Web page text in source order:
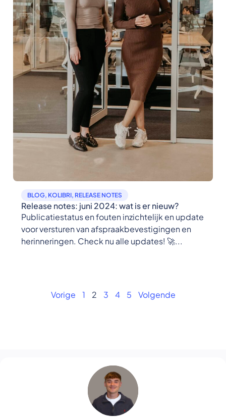
BLOG, KOLIBRI, RELEASE NOTES
Release notes: juni 2024: wat is er nieuw?
Publicatiestatus en fouten inzichtelijk en update
voor versturen van afspraakbevestigingen en
herinneringen. Check nu alle updates! 🚀...
Vorige 1 2 3 4 5 Volgende